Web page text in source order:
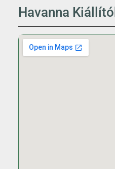
Havanna